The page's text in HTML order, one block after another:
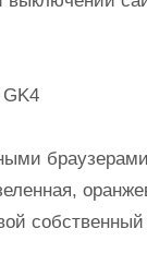
собственный